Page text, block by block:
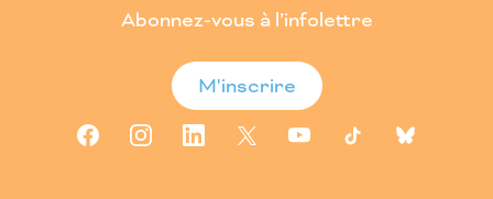
Abonnez-vous à l’infolettre
M'inscrire